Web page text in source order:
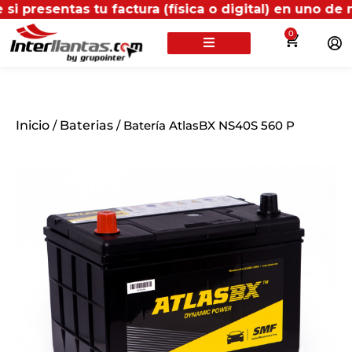
tu factura (física o digital) en uno de
0
Inicio / Baterias / Batería AtlasBX NS40S 560 P